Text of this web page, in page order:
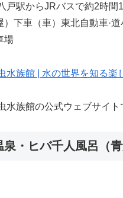
戸駅からJRバスで約2時間
）下車（車）東北自動車·
場
水族館 | 水の世界を知る楽
水族館の公式ウェブサイト
・ヒバ千人風呂（青